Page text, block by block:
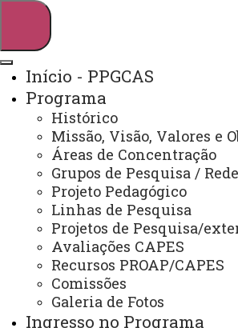
Webmail Sistemas
Arquivo Virtual
Campus
Início - PPGCAS
Programa
Histórico
Missão, Visão, Valores e
Áreas de Concentração
Grupos de Pesquisa /
Projeto Pedagógico
Linhas de Pesquisa
Projetos de Pesquisa/
Avaliações CAPES
Recursos PROAP/CAPES
Comissões
Galeria de Fotos
Ingresso no Programa
Mestrado em Ciências